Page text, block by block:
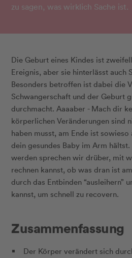
zu sagen, was wirklich Sache ist.
Die Geburt eines Kindes ist
Ereignis, aber sie hinterlässt auch
Besonders betroffen ist dabei die
Schwangerschaft und der Geburt
durchmacht. Aaaaber - Mach dir
körperlichen Veränderungen sind
haben musst, am Ende ist
dein gesundes Baby im Arm
werden sprechen wir drüber, mit
rechnen kannst, ob was dran ist
durch das Entbinden “ausleihern”
kannst, um schnell zu recovern.
Zusammenfassung
Der Körper verändert sich